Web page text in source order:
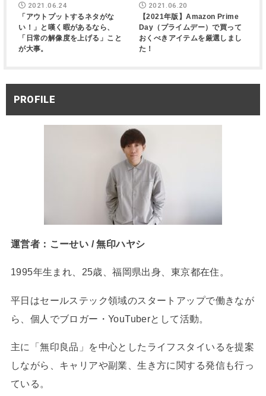
2021.06.24
「アウトプットするネタがな
い！」と嘆く暇があるなら、
「日常の解像度を上げる」こと
が大事。
2021.06.20
【2021年版】Amazon Prime
Day（プライムデー）で買って
おくべきアイテムを厳選しまし
た！
PROFILE
運営者：こーせい / 無印ハヤシ
1995年生まれ、25歳、福岡県出身、東京都在住。
平日はセールステック領域のスタートアップで働きなが
ら、個人でブロガー・YouTuberとして活動。
主に「無印良品」を中心としたライフスタイいるを提案
しながら、キャリアや副業、生き方に関する発信も行っ
ている。